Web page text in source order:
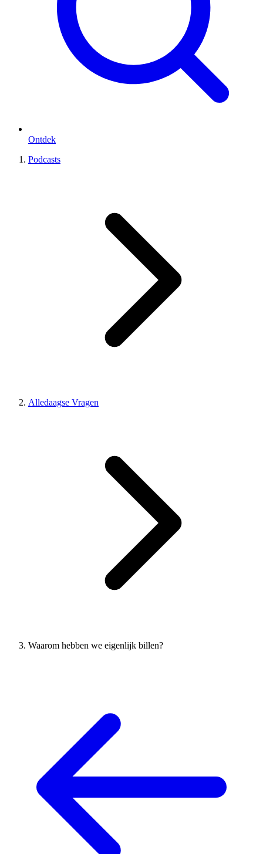
Ontdek
Podcasts
Alledaagse Vragen
Waarom hebben we eigenlijk billen?